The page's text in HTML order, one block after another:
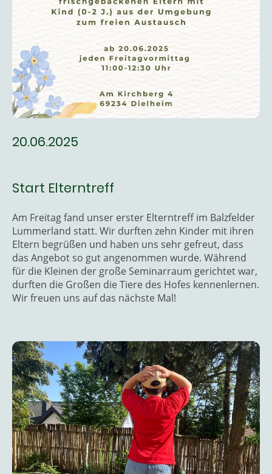
20.06.2025
Start Elterntreff
Am Freitag fand unser erster Elterntreff im Balzfelder
Lummerland statt. Wir durften zehn Kinder mit ihren
Eltern begrüßen und haben uns sehr gefreut, dass
das Angebot so gut angenommen wurde. Während
für die Kleinen der große Seminarraum gerichtet war,
durften die Großen die Tiere des Hofes kennenlernen.
Wir freuen uns auf das nächste Mal!